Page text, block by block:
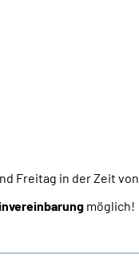
Freitag in der Zeit von
möglich!